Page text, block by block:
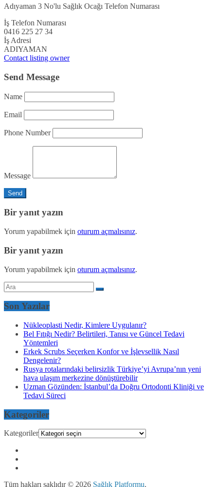
Adıyaman 3 No'lu Sağlık Ocağı Telefon Numarası
İş Telefon Numarası
0416 225 27 34
İş Adresi
ADIYAMAN
Contact listing owner
Send Message
Name
Email
Phone Number
Message
Bir yanıt yazın
Yorum yapabilmek için oturum açmalısınız.
Bir yanıt yazın
Yorum yapabilmek için oturum açmalısınız.
Son Yazılar
Nükleoplasti Nedir, Kimlere Uygulanır?
Bel Fıtığı Nedir? Belirtileri, Tanısı ve Güncel Tedavi
Yöntemleri
Erkek Scrubs Seçerken Konfor ve İşlevsellik Nasıl
Dengelenir?
Rusya rotalarındaki belirsizlik Türkiye’yi Avrupa’nın yeni
hava ulaşım merkezine dönüştürebilir
Uzman Gözünden: İstanbul’da Doğru Ortodonti Kliniği ve
Tedavi Süreci
Kategoriler
Kategoriler
Tüm hakları saklıdır © 2026 Sağlık Platformu.